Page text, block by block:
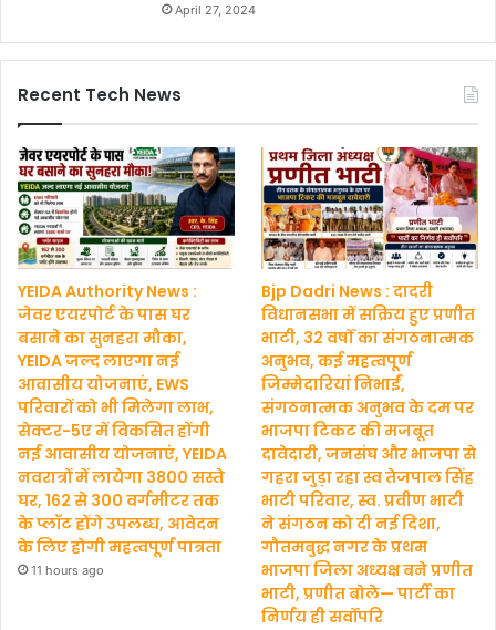
April 27, 2024
Recent Tech News
YEIDA Authority News :
जेवर एयरपोर्ट के पास घर
बसाने का सुनहरा मौका,
YEIDA जल्द लाएगा नई
आवासीय योजनाएं, EWS
परिवारों को भी मिलेगा लाभ,
सेक्टर-5ए में विकसित होंगी
नई आवासीय योजनाएं, YEIDA
नवरात्रों में लायेगा 3800 सस्ते
घर, 162 से 300 वर्गमीटर तक
के प्लॉट होंगे उपलब्ध, आवेदन
के लिए होगी महत्वपूर्ण पात्रता
11 hours ago
Bjp Dadri News : दादरी
विधानसभा में सक्रिय हुए प्रणीत
भाटी, 32 वर्षों का संगठनात्मक
अनुभव, कई महत्वपूर्ण
जिम्मेदारियां निभाईं,
संगठनात्मक अनुभव के दम पर
भाजपा टिकट की मजबूत
दावेदारी, जनसंघ और भाजपा से
गहरा जुड़ा रहा स्व तेजपाल सिंह
भाटी परिवार, स्व. प्रवीण भाटी
ने संगठन को दी नई दिशा,
गौतमबुद्ध नगर के प्रथम
भाजपा जिला अध्यक्ष बने प्रणीत
भाटी, प्रणीत बोले— पार्टी का
निर्णय ही सर्वोपरि